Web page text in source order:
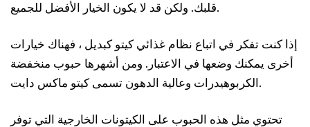
قلبك. ولكن قد لا يكون الخيار الأفضل للجميع.
إذا كنت تفكر في اتباع نظام غذائي كيتو كبديل ، فهناك خيارات
أخرى يمكنك وضعها في الاعتبار. ومن أشهرها حبوب منخفضة
الكربوهيدرات وعالية الدهون تسمى كيتو ماكس دايت.
تحتوي مثل هذه الحبوب على الكيتونات الخارجية التي توفر